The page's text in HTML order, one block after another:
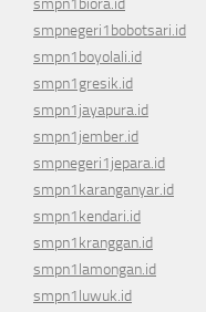
smpn1biora.id
smpnegeri1bobotsari.id
smpn1boyolali.id
smpn1gresik.id
smpn1jayapura.id
smpn1jember.id
smpnegeri1jepara.id
smpn1karanganyar.id
smpn1kendari.id
smpn1kranggan.id
smpn1lamongan.id
smpn1luwuk.id